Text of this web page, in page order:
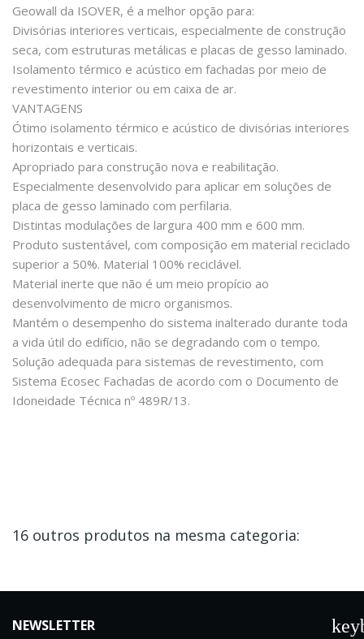
Geowall da ISOVER, é a melhor opção para:
Divisórias interiores verticais, especialmente de construção
seca, com estruturas metálicas e placas de gesso laminado.
Isolamento térmico e acústico em fachadas por meio de
revestimento interior ou em caixa de ar.
VANTAGENS
Ótimo isolamento térmico e acústico de divisórias interiores
horizontais e verticais.
Apropriado para construção nova e reabilitação.
Especialmente desenvolvido para aplicar em soluções de
placa de gesso laminado com perfilaria.
Distintas modulações de largura 400 mm e 600 mm.
Produto sustentável, com composição em material reciclado
superior a 50%. Material 100% reciclável.
Material inerte que não é um meio propício ao
desenvolvimento de micro organismos.
Mantém o desempenho do sistema inalterado durante toda
a vida útil do edifício, não se degradando com o tempo.
Solução adequada para sistemas de revestimento, com
Sistema Ecosec Fachadas de acordo com o Documento de
Idoneidade Técnica nº 489R/13.
16 outros produtos na mesma categoria:
NEWSLETTER